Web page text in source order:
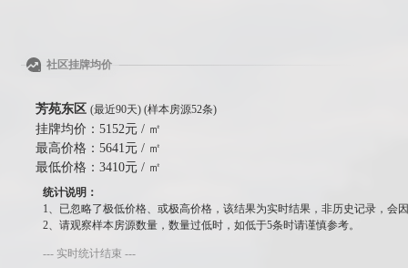
社区挂牌均价
芳苑东区 (最近90天) (样本房源52条)
挂牌均价：5152元 / ㎡
最高价格：5641元 / ㎡
最低价格：3410元 / ㎡
统计说明：
1、已忽略了极低价格、或极高价格，该结果为实时结果，非历史记录，会
2、请观察样本房源数量，数量过低时，如低于5条时请谨慎参考。
--- 实时统计结束 ---